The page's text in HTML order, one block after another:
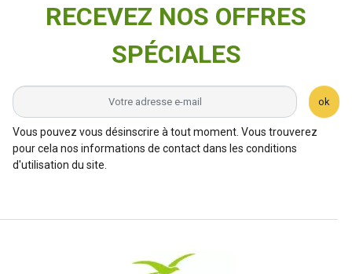
RECEVEZ NOS OFFRES
SPÉCIALES
ok
Vous pouvez vous désinscrire à tout moment. Vous trouverez
pour cela nos informations de contact dans les conditions
d'utilisation du site.